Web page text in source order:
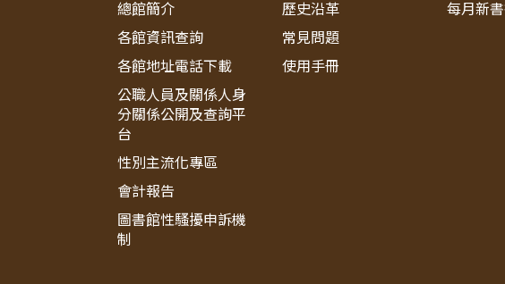
總館簡介
各館資訊查詢
各館地址電話下載
公職人員及關係人身
分關係公開及查詢平
台
性別主流化專區
會計報告
圖書館性騷擾申訴機
制
歷史沿革
常見問題
使用手冊
每月新